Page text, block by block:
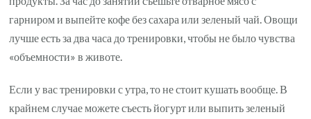
гарниром и выпейте кофе без сахара или зеленый чай. Овощи
лучше есть за два часа до тренировки, чтобы не было чувства
«объемности» в животе.
Если у вас тренировки с утра, то не стоит кушать вообще. В
крайнем случае можете съесть йогурт или выпить зеленый